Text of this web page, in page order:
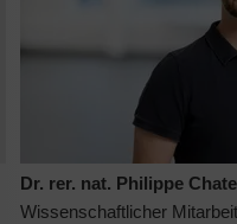
Dr. rer. nat. Philippe
Wissenschaftlicher